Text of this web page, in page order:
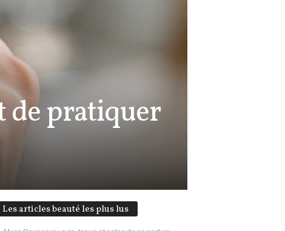
de pratiquer
Les articles beauté les plus lus